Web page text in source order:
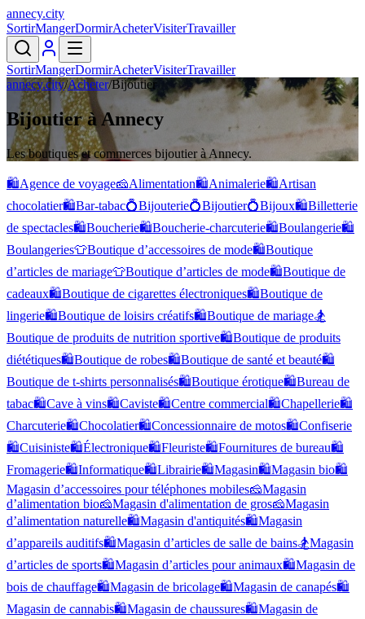
annecy.city
SortirMangerDormirAcheterVisiterTravailler
SortirMangerDormirAcheterVisiterTravailler
annecy.city/Acheter/Bijoutier
Bijoutier à Annecy
Les boutiques et commerces bijoutier à Annecy.
🛍️Agence de voyage🧀Alimentation🛍️Animalerie🛍️Artisan
chocolatier🛍️Bar-tabac💍Bijouterie💍Bijoutier💍Bijoux🛍️Billetterie
de spectacles🛍️Boucherie🛍️Boucherie-charcuterie🛍️Boulangerie🛍️
Boulangeries👕Boutique d’accessoires de mode🛍️Boutique
d’articles de mariage👕Boutique d’articles de mode🛍️Boutique de
cadeaux🛍️Boutique de cigarettes électroniques🛍️Boutique de
lingerie🛍️Boutique de loisirs créatifs🛍️Boutique de mariage🏂
Boutique de produits de nutrition sportive🛍️Boutique de produits
diététiques🛍️Boutique de robes🛍️Boutique de santé et beauté🛍️
Boutique de t-shirts personnalisés🛍️Boutique érotique🛍️Bureau de
tabac🛍️Cave à vins🛍️Caviste🛍️Centre commercial🛍️Chapellerie🛍️
Charcuterie🛍️Chocolatier🛍️Concessionnaire de motos🛍️Confiserie
🛍️Cuisiniste🛍️Électronique🛍️Fleuriste🛍️Fournitures de bureau🛍️
Fromagerie🛍️Informatique🛍️Librairie🛍️Magasin🛍️Magasin bio🛍️
Magasin d’accessoires pour téléphones mobiles🧀Magasin
d’alimentation bio🧀Magasin d'alimentation de gros🧀Magasin
d’alimentation naturelle🛍️Magasin d'antiquités🛍️Magasin
d’appareils auditifs🛍️Magasin d’articles de salle de bains🏂Magasin
d’articles de sports🛍️Magasin d’articles pour animaux🛍️Magasin de
bois de chauffage🛍️Magasin de bricolage🛍️Magasin de canapés🛍️
Magasin de cannabis🛍️Magasin de chaussures🛍️Magasin de